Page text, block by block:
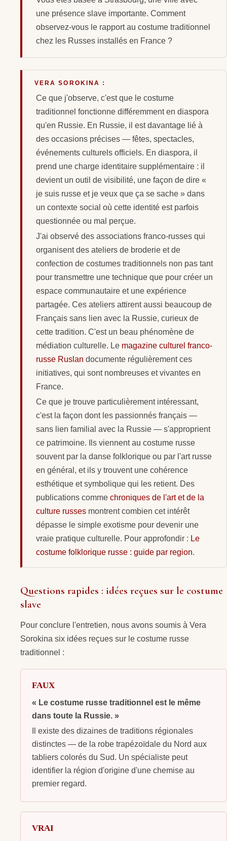
une présence slave importante. Comment
observez-vous le rapport au costume traditionnel
chez les Russes installés en France ?
VERA SOROKINA :
Ce que j'observe, c'est que le costume
traditionnel fonctionne différemment en diaspora
qu'en Russie. En Russie, il est davantage lié à
des occasions précises — fêtes, spectacles,
événements culturels officiels. En diaspora, il
prend une charge identitaire supplémentaire : il
devient un outil de visibilité, une façon de dire «
je suis russe et je veux que ça se sache » dans
un contexte social où cette identité est parfois
questionnée ou mal perçue.
J'ai observé des associations franco-russes qui
organisent des ateliers de broderie et de
confection de costumes traditionnels non pas tant
pour transmettre une technique que pour créer un
espace communautaire et une expérience
partagée. Ces ateliers attirent aussi beaucoup de
Français sans lien avec la Russie, curieux de
cette tradition. C'est un beau phénomène de
médiation culturelle. Le magazine culturel franco-
russe Ruslan documente régulièrement ces
initiatives, qui sont nombreuses et vivantes en
France.
Ce que je trouve particulièrement intéressant,
c'est la façon dont les passionnés français —
sans lien familial avec la Russie — s'approprient
ce patrimoine. Ils viennent au costume russe
souvent par la danse folklorique ou par l'art russe
en général, et ils y trouvent une cohérence
esthétique et symbolique qui les retient. Des
publications comme chroniques de l'art et de la
culture russes montrent combien cet intérêt
dépasse le simple exotisme pour devenir une
vraie pratique culturelle. Pour approfondir : Le
costume folklorique russe : guide par region.
Questions rapides : idées reçues sur le costume
slave
Pour conclure l'entretien, nous avons soumis à Vera
Sorokina six idées reçues sur le costume russe
traditionnel :
FAUX
« Le costume russe traditionnel est le même
dans toute la Russie. »
Il existe des dizaines de traditions régionales
distinctes — de la robe trapézoïdale du Nord aux
tabliers colorés du Sud. Un spécialiste peut
identifier la région d'origine d'une chemise au
premier regard.
VRAI